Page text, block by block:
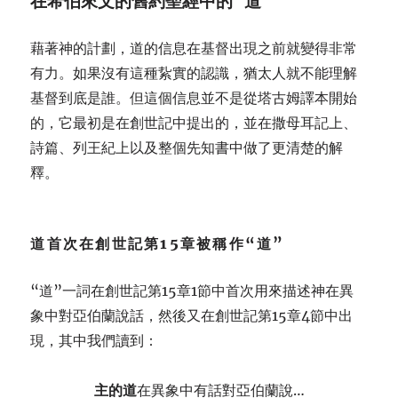
藉著神的計劃，道的信息在基督出現之前就變得非常
有力。如果沒有這種紥實的認識，猶太人就不能理解
基督到底是誰。但這個信息並不是從塔古姆譯本開始
的，它最初是在創世記中提出的，並在撒母耳記上、
詩篇、列王紀上以及整個先知書中做了更清楚的解
釋。
道首次在創世記第15章被稱作“道”
“道”一詞在創世記第15章1節中首次用來描述神在異
象中對亞伯蘭說話，然後又在創世記第15章4節中出
現，其中我們讀到：
主的道在異象中有話對亞伯蘭說…